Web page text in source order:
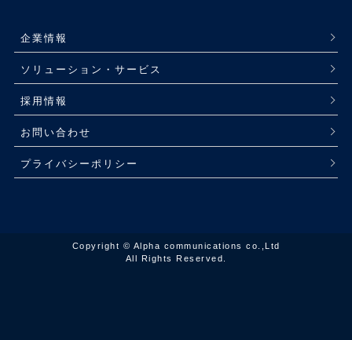
企業情報
ソリューション・サービス
採用情報
お問い合わせ
プライバシーポリシー
Copyright © Alpha communications co.,Ltd
All Rights Reserved.